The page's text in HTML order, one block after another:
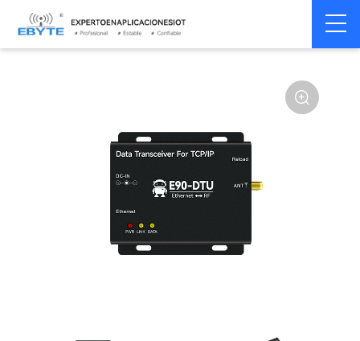
Home > Módem > enlace
datos inalámbricos
